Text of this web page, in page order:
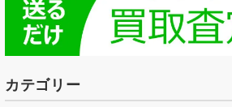
カテゴリー